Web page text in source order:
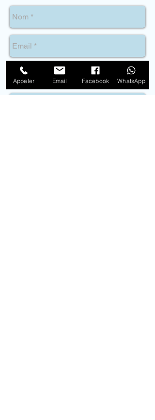
Appeler Email Facebook WhatsApp